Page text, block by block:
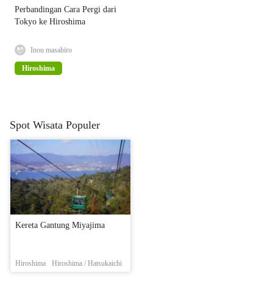
Perbandingan Cara Pergi dari
Tokyo ke Hiroshima
Inou masahiro
Hiroshima
Spot Wisata Populer
Kereta Gantung Miyajima
Hiroshima Hiroshima / Hatsukaichi